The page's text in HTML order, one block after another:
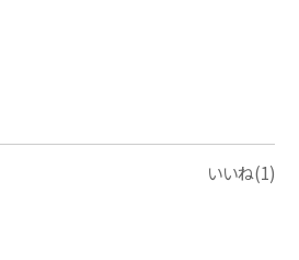
いいね(1)